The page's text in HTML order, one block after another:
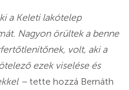
a Keleti lakótelep
Nagyon örültek a benne
volt, aki a
ezek viselése és
– tette hozzá Bernáth